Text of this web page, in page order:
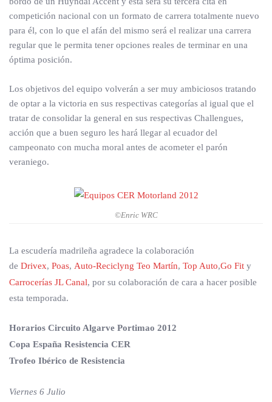
competición nacional con un formato de carrera totalmente nuevo
para él, con lo que el afán del mismo será el realizar una carrera
regular que le permita tener opciones reales de terminar en una
óptima posición.
Los objetivos del equipo volverán a ser muy ambiciosos tratando
de optar a la victoria en sus respectivas categorías al igual que el
tratar de consolidar la general en sus respectivas Challengues,
acción que a buen seguro les hará llegar al ecuador del
campeonato con mucha moral antes de acometer el parón
veraniego.
©Enric WRC
La escudería madrileña agradece la colaboración
de Drivex, Poas, Auto-Reciclyng Teo Martín, Top Auto,Go Fit y
Carrocerías JL Canal, por su colaboración de cara a hacer posible
esta temporada.
Horarios Circuito Algarve Portimao 2012
Copa España Resistencia CER
Trofeo Ibérico de Resistencia
Viernes 6 Julio